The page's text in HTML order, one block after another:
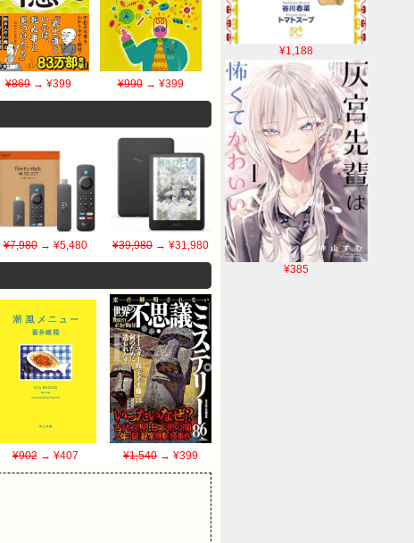
¥1,188
¥385
¥869 → ¥399 ¥990→ ¥399
¥7,980→ ¥5,480 ¥39,980→ ¥31,980
¥902→ ¥407 ¥1,540→ ¥399